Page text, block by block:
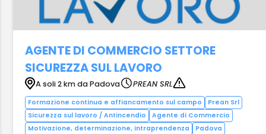
AGENTE DI COMMERCIO SETTORE
SICUREZZA SUL LAVORO
A soli 2 km da Padova PREAN SRL
Formazione continua e affiancamento sul campo
Prean Srl
Sicurezza sul lavoro / Antincendio
Agente di Commercio
Motivazione, determinazione, intraprendenza
Padova